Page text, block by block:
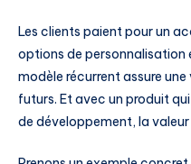
Les clients paient pour un
options de personnalisation
modèle récurrent assure
futurs. Et avec un produit
de développement, la